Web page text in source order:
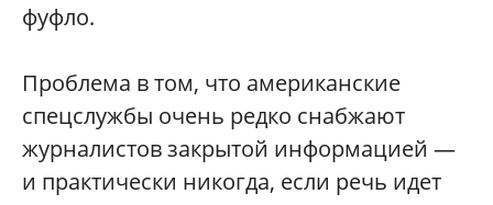
фуфло.
Проблема в том, что американские
спецслужбы очень редко снабжают
журналистов закрытой информацией —
и практически никогда, если речь идет